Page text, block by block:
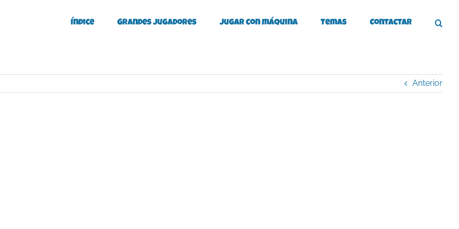
Índice Grandes Jugadores Jugar con máquina Temas Contactar
Anterior